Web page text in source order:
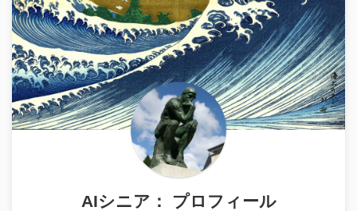
AIシニア： プロフィール